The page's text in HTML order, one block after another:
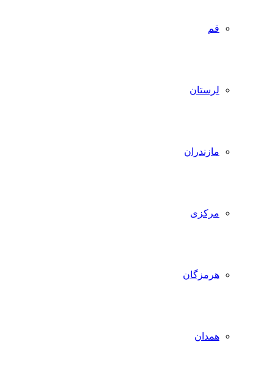
قم
لرستان
مازندران
مرکزی
هرمزگان
همدان